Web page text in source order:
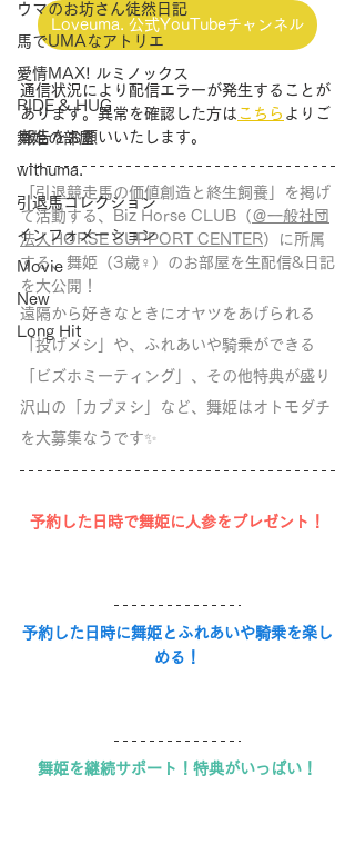
ウマのお坊さん徒然日記
馬でUMAなアトリエ
愛情MAX! ルミノックス
RIDE & HUG
舞姫の部屋
withuma.
引退馬コレクション
インフォメーション
Movie
New
Long Hit
Loveuma. 公式YouTubeチャンネル
通信状況により配信エラーが発生することが
あります。異常を確認した方は こちら よりご
報告をお願いいたします。
「引退競走馬の価値創造と終生飼養」を掲げ
て活動する、Biz Horse CLUB（ ＠一般社団
法人HORSE SUPPORT CENTER）に所属
する、舞姫（3歳♀）のお部屋を生配信&日記
を大公開！
遠隔から好きなときにオヤツをあげられる
「投げメシ」や、ふれあいや騎乗ができる
「ビズホミーティング」、その他特典が盛り
沢山の「カブヌシ」など、舞姫はオトモダチ
を大募集なうです✨
予約した日時で舞姫に人参をプレゼント！
予約した日時に舞姫とふれあいや騎乗を楽し
める！
舞姫を継続サポート！特典がいっぱい！